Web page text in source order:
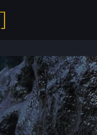
Chancen
Leben und Tod
Herz - Die schönsten